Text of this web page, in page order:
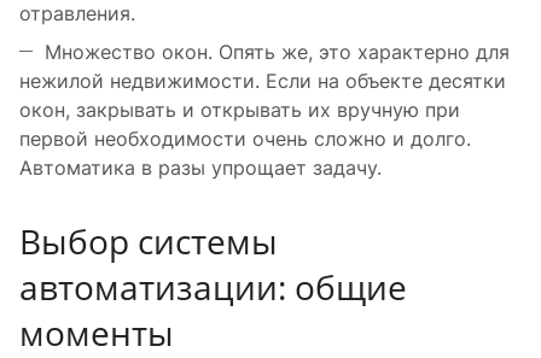
отравления.
Множество окон. Опять же, это характерно для
нежилой недвижимости. Если на объекте десятки
окон, закрывать и открывать их вручную при
первой необходимости очень сложно и долго.
Автоматика в разы упрощает задачу.
Выбор системы
автоматизации: общие
моменты